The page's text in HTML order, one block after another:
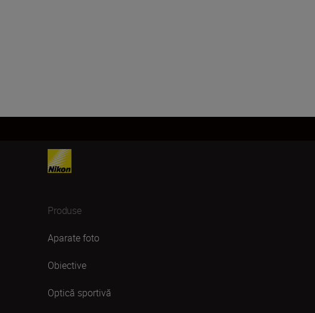
Produse
Aparate foto
Obiective
Optică sportivă